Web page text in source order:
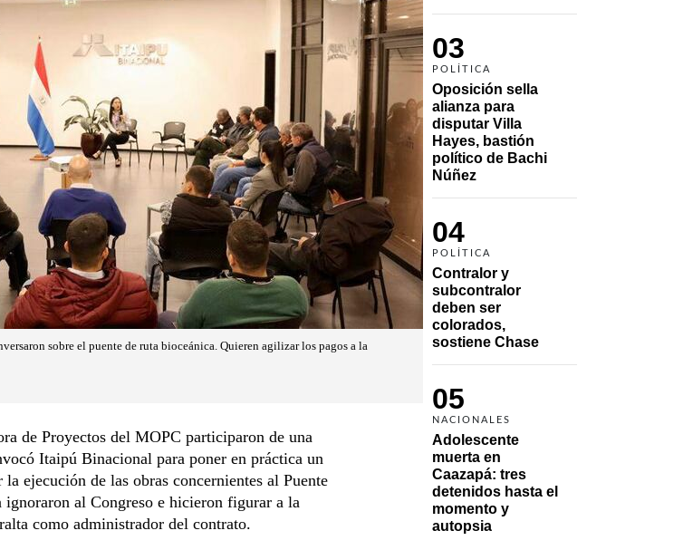
03
POLÍTICA
Oposición sella
alianza para
disputar Villa
Hayes, bastión
político de Bachi
Núñez
04
POLÍTICA
Contralor y
subcontralor
deben ser
colorados,
sostiene Chase
05
NACIONALES
Adolescente
muerta en
Caazapá: tres
detenidos hasta el
momento y
autopsia
sobre el puente de ruta bioceánica. Quieren agilizar los pagos a la
de Proyectos del MOPC participaron de una
Itaipú Binacional para poner en práctica un
ejecución de las obras concernientes al Puente
ignoraron al Congreso e hicieron figurar a la
como administrador del contrato.